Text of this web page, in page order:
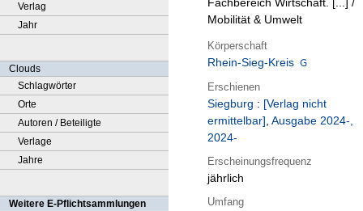
Verlag
Jahr
Clouds
Schlagwörter
Orte
Autoren / Beteiligte
Verlage
Jahre
Weitere E-Pflichtsammlungen
Fachbereich Wirtschaft. [...] /
Mobilität & Umwelt
Körperschaft
Rhein-Sieg-Kreis
Erschienen
Siegburg : [Verlag nicht
ermittelbar], Ausgabe 2024-,
2024-
Erscheinungsfrequenz
jährlich
Umfang